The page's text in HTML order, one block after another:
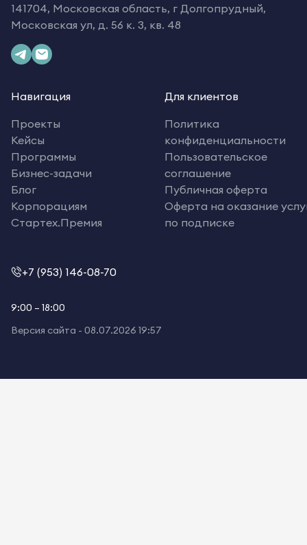
141704, Московская область, г Долгопрудный,
Московская ул, д. 56 к. 3, кв. 48
Навигация
Проекты
Кейсы
Программы
Бизнес-задачи
Блог
Корпорациям
Стартех.Премия
Для клиентов
Политика
конфиденциальности
Пользовательское
соглашение
Публичная оферта
Оферта на оказание
по подписке
+7 (953) 146-08-70
9:00 – 18:00
Версия сайта - 08.07.2026 19:57